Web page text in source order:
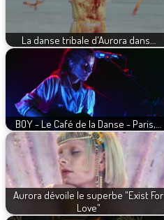
La danse tribale d'Aurora dans…
BOY - Le Café de la Danse - Paris,…
Aurora dévoile le superbe "Exist For
Love"